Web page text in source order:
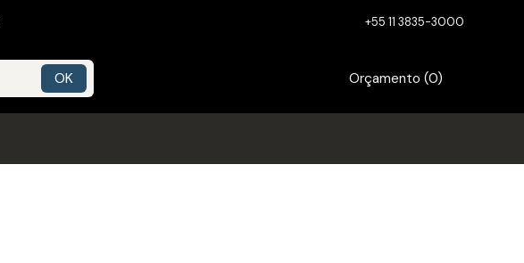
+55 11 3835-3000
Orçamento (0)